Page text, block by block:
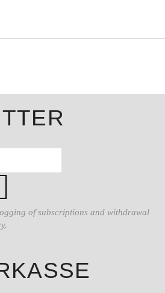
of subscriptions and withdrawal
.